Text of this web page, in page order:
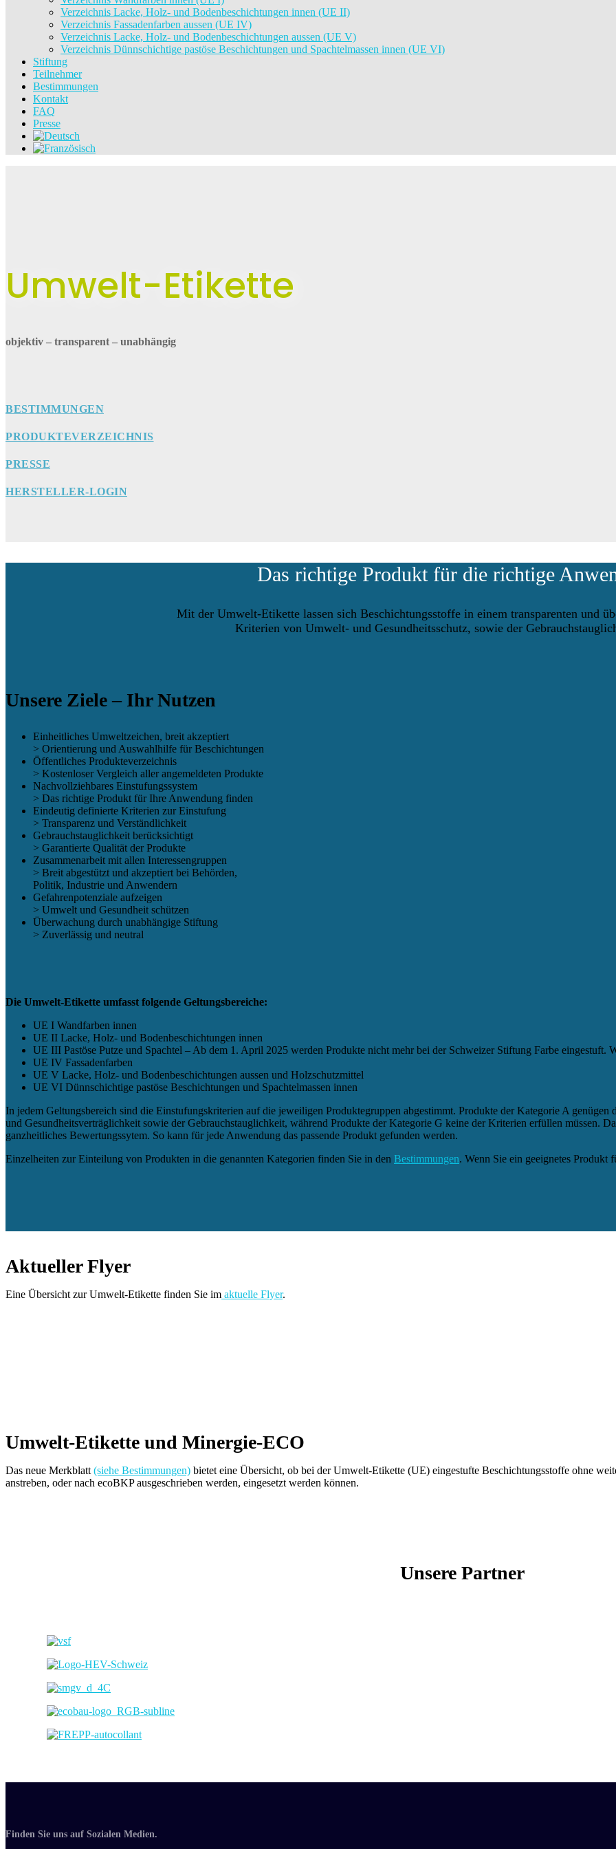
Verzeichnis Lacke, Holz- und Bodenbeschichtungen innen (UE II)
Verzeichnis Fassadenfarben aussen (UE IV)
Verzeichnis Lacke, Holz- und Bodenbeschichtungen aussen (UE V)
Verzeichnis Dünnschichtige pastöse Beschichtungen und Spachtelmassen innen (UE VI)
Stiftung
Teilnehmer
Bestimmungen
Kontakt
FAQ
Presse
Umwelt-Etikette
objektiv – transparent – unabhängig
BESTIMMUNGEN
PRODUKTEVERZEICHNIS
PRESSE
HERSTELLER-LOGIN
Das richtige Produkt für die richtige
Mit der Umwelt-Etikette lassen sich Beschichtungsstoffe in einem transparenten und
Kriterien von Umwelt- und Gesundheitsschutz, sowie der
Unsere Ziele – Ihr Nutzen
Einheitliches Umweltzeichen, breit akzeptiert
> Orientierung und Auswahlhilfe für Beschichtungen
Öffentliches Produkteverzeichnis
> Kostenloser Vergleich aller angemeldeten Produkte
Nachvollziehbares Einstufungssystem
> Das richtige Produkt für Ihre Anwendung finden
Eindeutig definierte Kriterien zur Einstufung
> Transparenz und Verständlichkeit
Gebrauchstauglichkeit berücksichtigt
> Garantierte Qualität der Produkte
Zusammenarbeit mit allen Interessengruppen
> Breit abgestützt und akzeptiert bei Behörden,
Politik, Industrie und Anwendern
Gefahrenpotenziale aufzeigen
> Umwelt und Gesundheit schützen
Überwachung durch unabhängige Stiftung
> Zuverlässig und neutral
Die Umwelt-Etikette umfasst folgende Geltungsbereiche:
UE I Wandfarben innen
UE II Lacke, Holz- und Bodenbeschichtungen innen
UE III Pastöse Putze und Spachtel – Ab dem 1. April 2025 werden Produkte nicht mehr bei der Schweizer Stiftung Farbe eingestuft.
UE IV Fassadenfarben
UE V Lacke, Holz- und Bodenbeschichtungen aussen und Holzschutzmittel
UE VI Dünnschichtige pastöse Beschichtungen und Spachtelmassen innen
In jedem Geltungsbereich sind die Einstufungskriterien auf die jeweiligen Produktegruppen abgestimmt. Produkte der Kategorie A
und Gesundheitsverträglichkeit sowie der Gebrauchstauglichkeit, während Produkte der Kategorie G keine der Kriterien erfüllen müssen.
ganzheitliches Bewertungssytem. So kann für jede Anwendung das passende Produkt gefunden werden.
Einzelheiten zur Einteilung von Produkten in die genannten Kategorien finden Sie in den Bestimmungen. Wenn Sie ein geeignetes
Aktueller Flyer
Eine Übersicht zur Umwelt-Etikette finden Sie im aktuelle Flyer.
Umwelt-Etikette und Minergie-ECO
Das neue Merkblatt (siehe Bestimmungen) bietet eine Übersicht, ob bei der Umwelt-Etikette (UE) eingestufte Beschichtungsstoffe ohne
anstreben, oder nach ecoBKP ausgeschrieben werden, eingesetzt werden können.
Unsere Partner
Finden Sie uns auf Sozialen Medien.